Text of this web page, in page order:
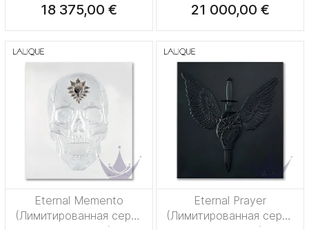
18 375,00 € 21 000,00 €
Eternal Memento
(Лимитированная серия
Eternal Prayer
(Лимитированная серия